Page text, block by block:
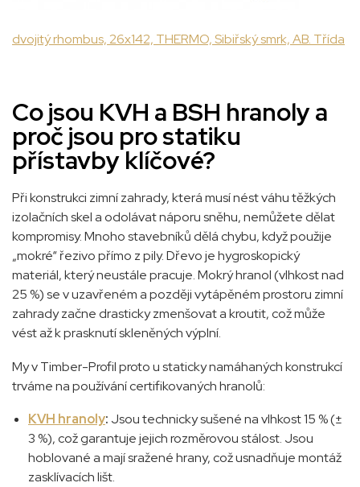
dvojitý rhombus, 26x142, THERMO, Sibiřský smrk, AB. Třída
Co jsou KVH a BSH hranoly a
proč jsou pro statiku
přístavby klíčové?
Při konstrukci zimní zahrady, která musí nést váhu těžkých
izolačních skel a odolávat náporu sněhu, nemůžete dělat
kompromisy. Mnoho stavebníků dělá chybu, když použije
„mokré“ řezivo přímo z pily. Dřevo je hygroskopický
materiál, který neustále pracuje. Mokrý hranol (vlhkost nad
25 %) se v uzavřeném a později vytápěném prostoru zimní
zahrady začne drasticky zmenšovat a kroutit, což může
vést až k prasknutí skleněných výplní.
My v Timber-Profil proto u staticky namáhaných konstrukcí
trváme na používání certifikovaných hranolů:
KVH hranoly: Jsou technicky sušené na vlhkost 15 % (±
3 %), což garantuje jejich rozměrovou stálost. Jsou
hoblované a mají sražené hrany, což usnadňuje montáž
zasklívacích lišt.